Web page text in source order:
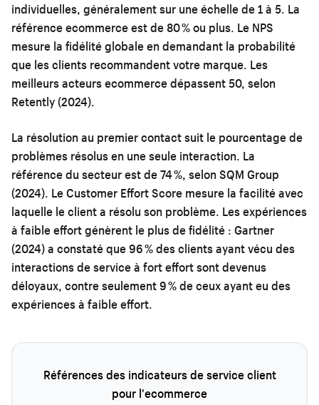
individuelles, généralement sur une échelle de 1 à 5. La
référence ecommerce est de 80 % ou plus. Le NPS
mesure la fidélité globale en demandant la probabilité
que les clients recommandent votre marque. Les
meilleurs acteurs ecommerce dépassent 50, selon
Retently (2024).
La résolution au premier contact suit le pourcentage de
problèmes résolus en une seule interaction. La
référence du secteur est de 74 %, selon SQM Group
(2024). Le Customer Effort Score mesure la facilité avec
laquelle le client a résolu son problème. Les expériences
à faible effort génèrent le plus de fidélité : Gartner
(2024) a constaté que 96 % des clients ayant vécu des
interactions de service à fort effort sont devenus
déloyaux, contre seulement 9 % de ceux ayant eu des
expériences à faible effort.
Références des indicateurs de service client
pour l'ecommerce